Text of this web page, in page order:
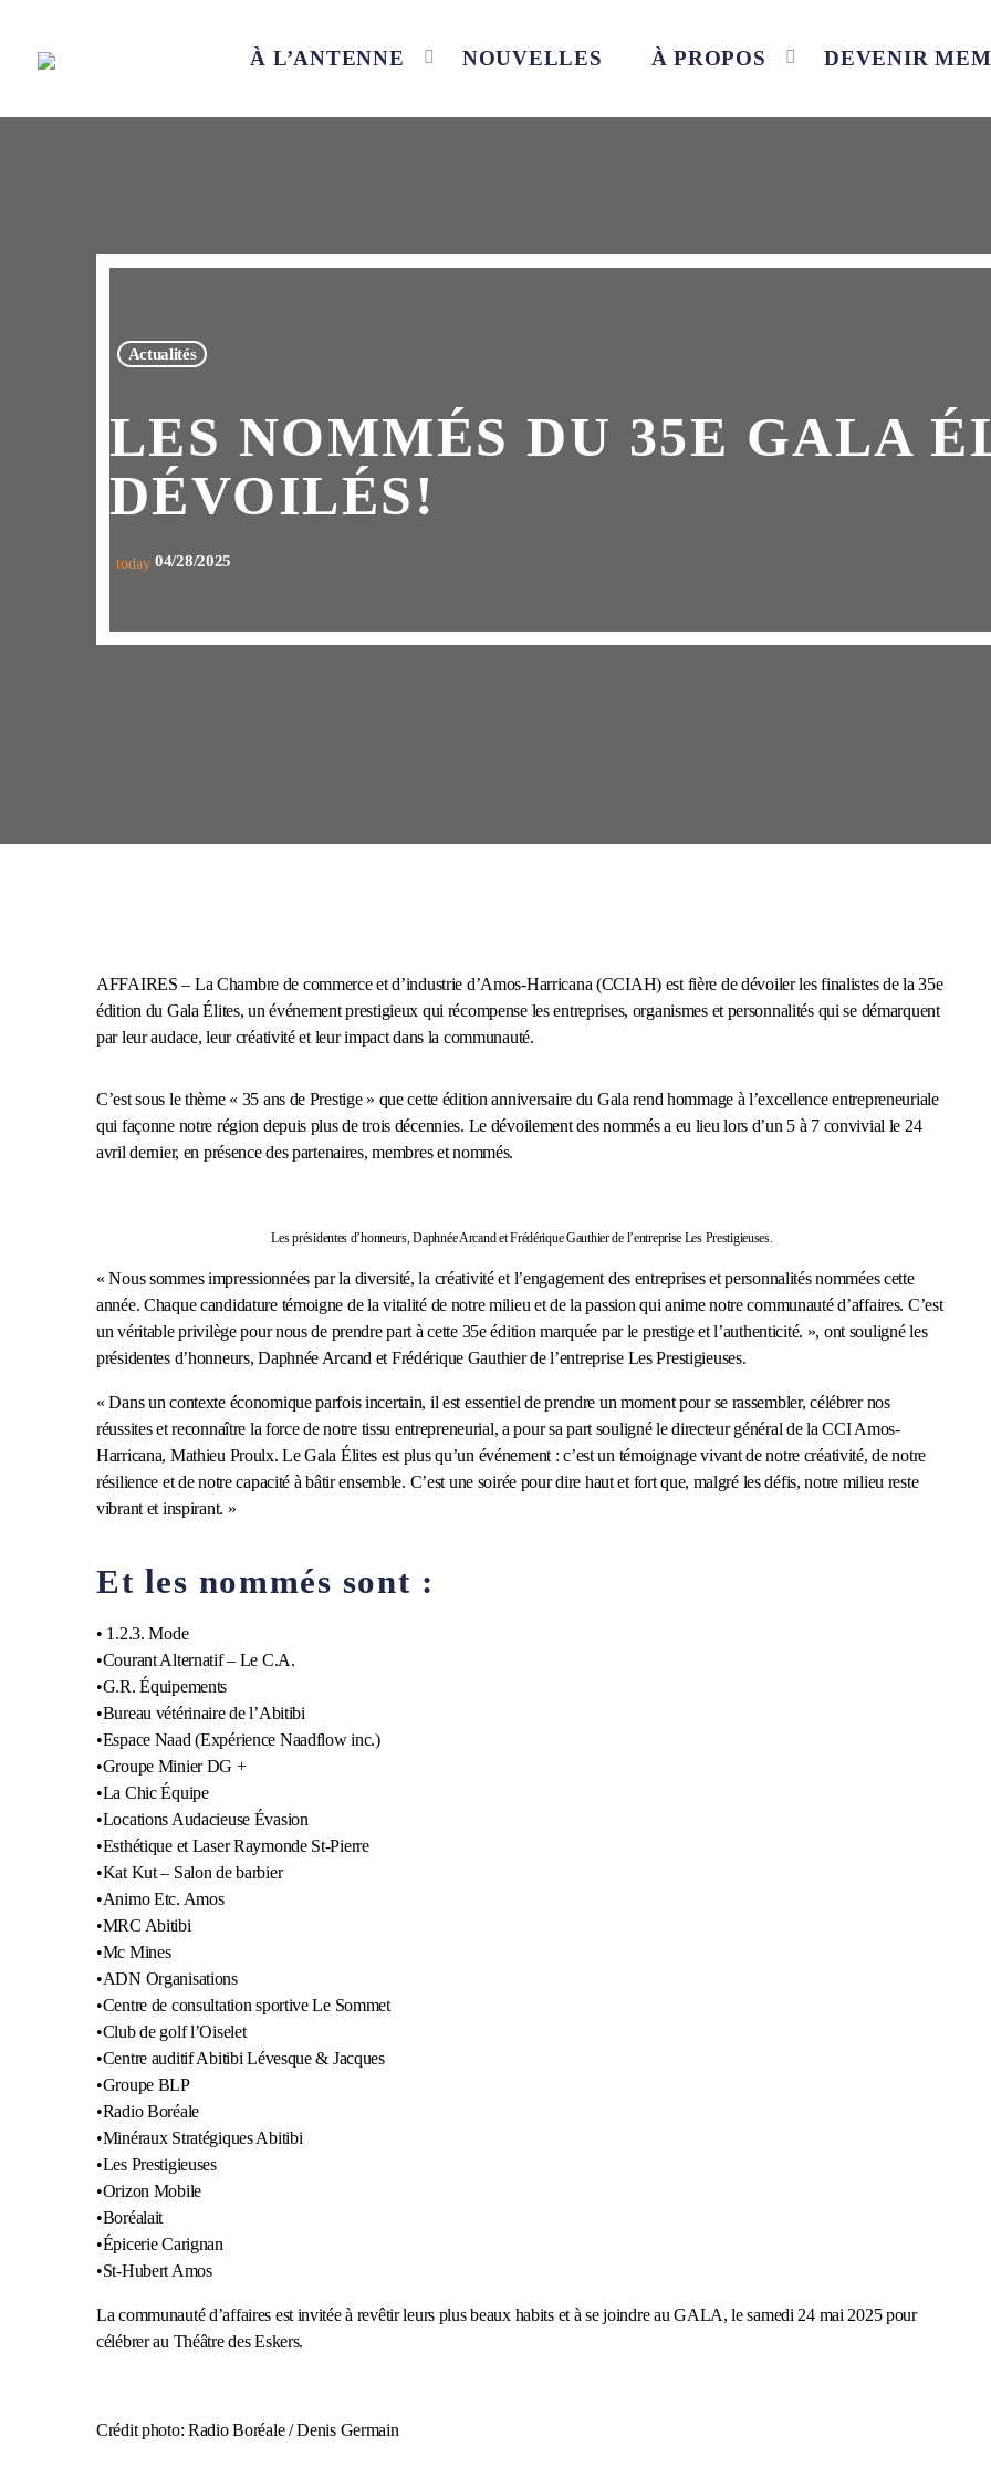
À L’ANTENNE NOUVELLES À PROPOS DEVENIR
Actualités
LES NOMMÉS DU 35E GALA
DÉVOILÉS!
today 04/28/2025
AFFAIRES – La Chambre de commerce et d’industrie d’Amos-Harricana (CCIAH) est fière de dévoiler les finalistes de la 35e
édition du Gala Élites, un événement prestigieux qui récompense les entreprises, organismes et personnalités qui se démarquent
par leur audace, leur créativité et leur impact dans la communauté.
C’est sous le thème « 35 ans de Prestige » que cette édition anniversaire du Gala rend hommage à l’excellence entrepreneuriale
qui façonne notre région depuis plus de trois décennies. Le dévoilement des nommés a eu lieu lors d’un 5 à 7 convivial le 24
avril dernier, en présence des partenaires, membres et nommés.
Les présidentes d’honneurs, Daphnée Arcand et Frédérique Gauthier de l’entreprise Les Prestigieuses.
« Nous sommes impressionnées par la diversité, la créativité et l’engagement des entreprises et personnalités nommées cette
année. Chaque candidature témoigne de la vitalité de notre milieu et de la passion qui anime notre communauté d’affaires. C’est
un véritable privilège pour nous de prendre part à cette 35e édition marquée par le prestige et l’authenticité. », ont souligné les
présidentes d’honneurs, Daphnée Arcand et Frédérique Gauthier de l’entreprise Les Prestigieuses.
« Dans un contexte économique parfois incertain, il est essentiel de prendre un moment pour se rassembler, célébrer nos
réussites et reconnaître la force de notre tissu entrepreneurial, a pour sa part souligné le directeur général de la CCI Amos-
Harricana, Mathieu Proulx. Le Gala Élites est plus qu’un événement : c’est un témoignage vivant de notre créativité, de notre
résilience et de notre capacité à bâtir ensemble. C’est une soirée pour dire haut et fort que, malgré les défis, notre milieu reste
vibrant et inspirant. »
Et les nommés sont :
• 1.2.3. Mode
•Courant Alternatif – Le C.A.
•G.R. Équipements
•Bureau vétérinaire de l’Abitibi
•Espace Naad (Expérience Naadflow inc.)
•Groupe Minier DG +
•La Chic Équipe
•Locations Audacieuse Évasion
•Esthétique et Laser Raymonde St-Pierre
•Kat Kut – Salon de barbier
•Animo Etc. Amos
•MRC Abitibi
•Mc Mines
•ADN Organisations
•Centre de consultation sportive Le Sommet
•Club de golf l’Oiselet
•Centre auditif Abitibi Lévesque & Jacques
•Groupe BLP
•Radio Boréale
•Minéraux Stratégiques Abitibi
•Les Prestigieuses
•Orizon Mobile
•Boréalait
•Épicerie Carignan
•St-Hubert Amos
La communauté d’affaires est invitée à revêtir leurs plus beaux habits et à se joindre au GALA, le samedi 24 mai 2025 pour
célébrer au Théâtre des Eskers.
Crédit photo: Radio Boréale / Denis Germain